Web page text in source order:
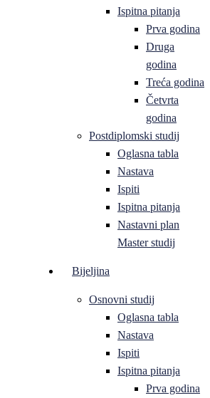
Ispitna pitanja
Prva godina
Druga
godina
Treća godina
Četvrta
godina
Postdiplomski studij
Oglasna tabla
Nastava
Ispiti
Ispitna pitanja
Nastavni plan
Master studij
Bijeljina
Osnovni studij
Oglasna tabla
Nastava
Ispiti
Ispitna pitanja
Prva godina